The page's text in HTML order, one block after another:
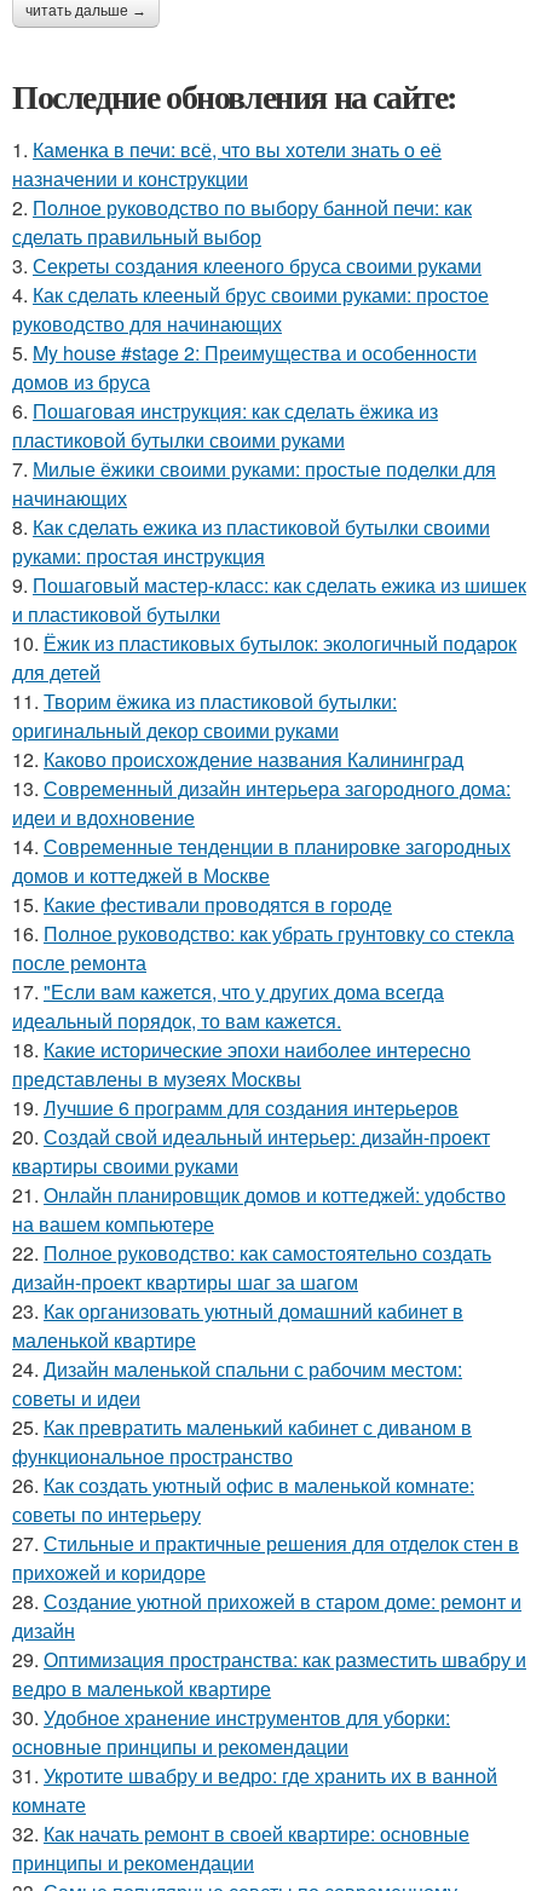
читать дальше →
Последние обновления на сайте:
1. Каменка в печи: всё, что вы хотели знать о её
назначении и конструкции
2. Полное руководство по выбору банной печи: как
сделать правильный выбор
3. Секреты создания клееного бруса своими руками
4. Как сделать клееный брус своими руками: простое
руководство для начинающих
5. My house #stage 2: Преимущества и особенности
домов из бруса
6. Пошаговая инструкция: как сделать ёжика из
пластиковой бутылки своими руками
7. Милые ёжики своими руками: простые поделки для
начинающих
8. Как сделать ежика из пластиковой бутылки своими
руками: простая инструкция
9. Пошаговый мастер-класс: как сделать ежика из шишек
и пластиковой бутылки
10. Ёжик из пластиковых бутылок: экологичный подарок
для детей
11. Творим ёжика из пластиковой бутылки:
оригинальный декор своими руками
12. Каково происхождение названия Калининград
13. Современный дизайн интерьера загородного дома:
идеи и вдохновение
14. Современные тенденции в планировке загородных
домов и коттеджей в Москве
15. Какие фестивали проводятся в городе
16. Полное руководство: как убрать грунтовку со стекла
после ремонта
17. "Если вам кажется, что у других дома всегда
идеальный порядок, то вам кажется.
18. Какие исторические эпохи наиболее интересно
представлены в музеях Москвы
19. Лучшие 6 программ для создания интерьеров
20. Создай свой идеальный интерьер: дизайн-проект
квартиры своими руками
21. Онлайн планировщик домов и коттеджей: удобство
на вашем компьютере
22. Полное руководство: как самостоятельно создать
дизайн-проект квартиры шаг за шагом
23. Как организовать уютный домашний кабинет в
маленькой квартире
24. Дизайн маленькой спальни с рабочим местом:
советы и идеи
25. Как превратить маленький кабинет с диваном в
функциональное пространство
26. Как создать уютный офис в маленькой комнате:
советы по интерьеру
27. Стильные и практичные решения для отделок стен в
прихожей и коридоре
28. Создание уютной прихожей в старом доме: ремонт и
дизайн
29. Оптимизация пространства: как разместить швабру и
ведро в маленькой квартире
30. Удобное хранение инструментов для уборки:
основные принципы и рекомендации
31. Укротите швабру и ведро: где хранить их в ванной
комнате
32. Как начать ремонт в своей квартире: основные
принципы и рекомендации